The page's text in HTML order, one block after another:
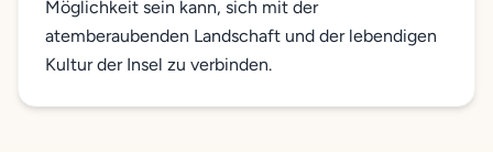
Möglichkeit sein kann, sich mit der
atemberaubenden Landschaft und der lebendigen
Kultur der Insel zu verbinden.